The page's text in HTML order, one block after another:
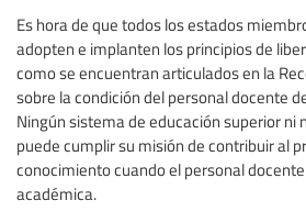
Es hora de que todos los estados
adopten e implanten los principios de
como se encuentran articulados en la
sobre la condición del personal docente
Ningún sistema de educación superior ni
puede cumplir su misión de contribuir al
conocimiento cuando el personal
académica.